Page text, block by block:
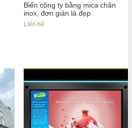
Biển công ty bằng mica chân
inox, đơn giản là đẹp
Liên hệ